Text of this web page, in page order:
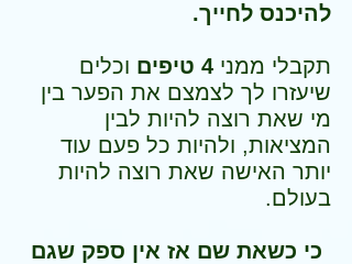
להיכנס לחייך.
תקבלי ממני 4 טיפים
וכלים
שיעזרו לך לצמצם את הפער בין
מי שאת רוצה להיות לבין
המציאות, ולהיות כל פעם עוד
יותר האישה שאת רוצה להיות
בעולם.
כי כשאת שם אז אין ספק שגם